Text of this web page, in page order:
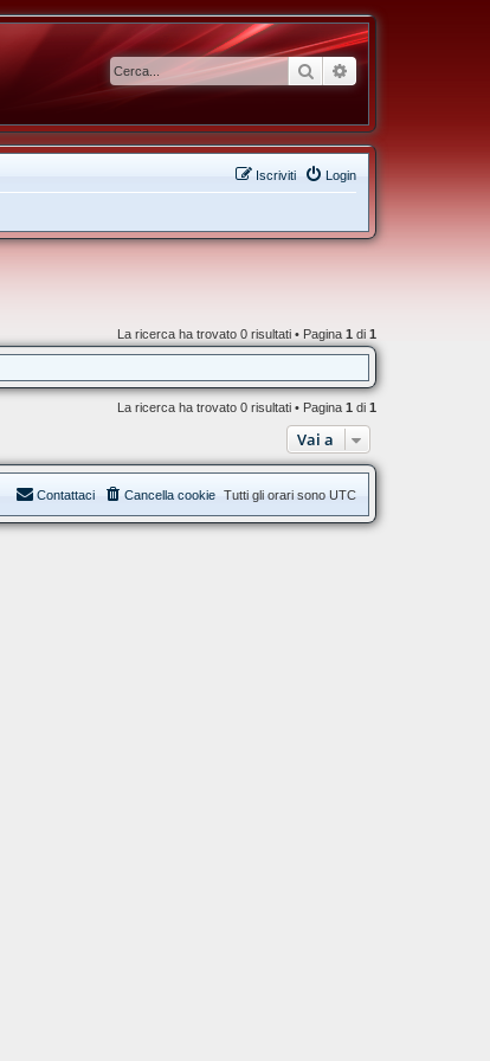
Cerca Ricerca avanzata
Login
Iscriviti
La ricerca ha trovato 0 risultati • Pagina 1 di 1
La ricerca ha trovato 0 risultati • Pagina 1 di 1
Vai a
Tutti gli orari sono UTC
Cancella cookie
Contattaci